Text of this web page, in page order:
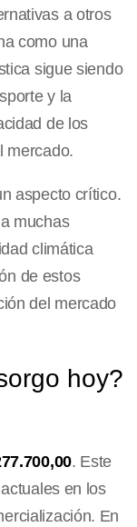
a otros
como una
sigue siendo
y la
de los
mercado.
aspecto crítico.
muchas
climática
de estos
del mercado
hoy?
. Este
en los
En